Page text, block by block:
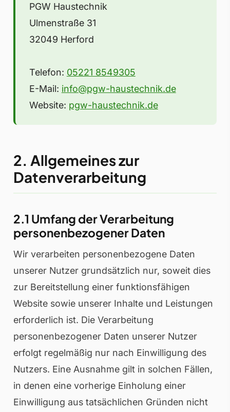
PGW Haustechnik
Ulmenstraße 31
32049 Herford
Telefon: 05221 8549305
E-Mail: info@pgw-haustechnik.de
Website: pgw-haustechnik.de
2. Allgemeines zur
Datenverarbeitung
2.1 Umfang der Verarbeitung
personenbezogener Daten
Wir verarbeiten personenbezogene Daten
unserer Nutzer grundsätzlich nur, soweit dies
zur Bereitstellung einer funktionsfähigen
Website sowie unserer Inhalte und Leistungen
erforderlich ist. Die Verarbeitung
personenbezogener Daten unserer Nutzer
erfolgt regelmäßig nur nach Einwilligung des
Nutzers. Eine Ausnahme gilt in solchen Fällen,
in denen eine vorherige Einholung einer
Einwilligung aus tatsächlichen Gründen nicht